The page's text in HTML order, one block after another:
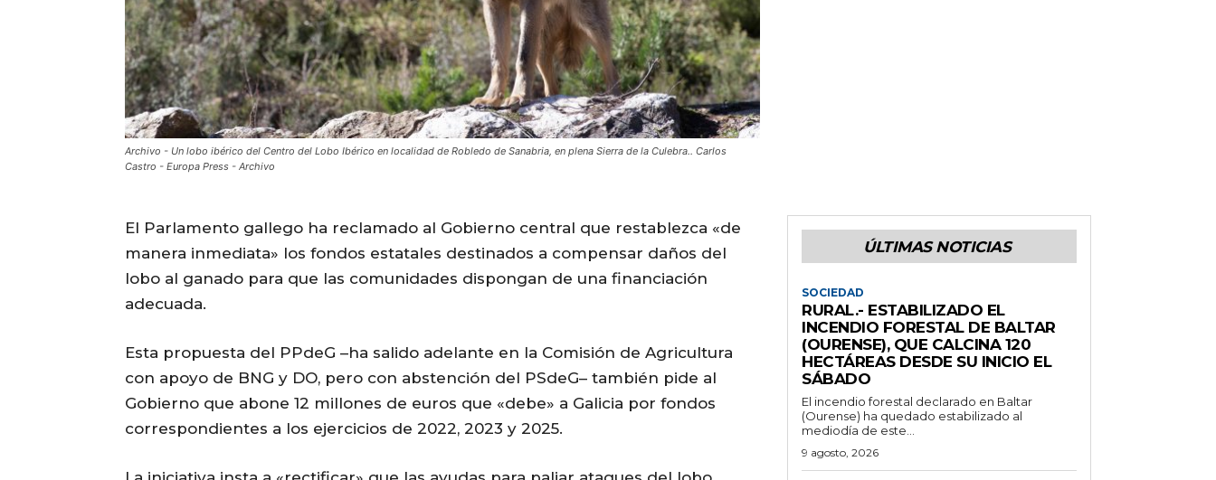
Archivo - Un lobo ibérico del Centro del Lobo Ibérico en localidad de Robledo de Sanabria, en plena Sierra de la Culebra.. Carlos
Castro - Europa Press - Archivo
El Parlamento gallego ha reclamado al Gobierno central que restablezca «de
manera inmediata» los fondos estatales destinados a compensar daños del
lobo al ganado para que las comunidades dispongan de una financiación
adecuada.
Esta propuesta del PPdeG –ha salido adelante en la Comisión de Agricultura
con apoyo de BNG y DO, pero con abstención del PSdeG– también pide al
Gobierno que abone 12 millones de euros que «debe» a Galicia por fondos
correspondientes a los ejercicios de 2022, 2023 y 2025.
ÚLTIMAS NOTICIAS
SOCIEDAD
RURAL.- ESTABILIZADO EL
INCENDIO FORESTAL DE BALTAR
(OURENSE), QUE CALCINA 120
HECTÁREAS DESDE SU INICIO EL
SÁBADO
El incendio forestal declarado en Baltar
(Ourense) ha quedado estabilizado al
mediodía de este...
9 agosto, 2026